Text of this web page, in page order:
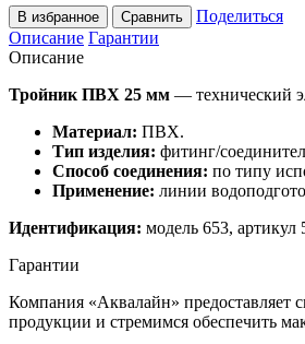
В избранное Сравнить
Поделиться
Описание Гарантии
Описание
Тройник ПВХ 25 мм — технический
Материал: ПВХ.
Тип изделия: фитинг/
Способ соединения: по типу
Применение: линии
Идентификация: модель 653, артикул
Гарантии
Компания «Аквалайн» предоставляет
продукции и стремимся обеспечить